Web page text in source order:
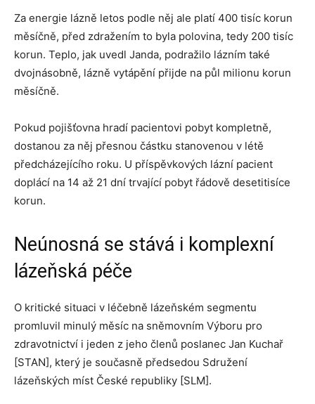
Za energie lázně letos podle něj ale platí 400 tisíc korun
měsíčně, před zdražením to byla polovina, tedy 200 tisíc
korun. Teplo, jak uvedl Janda, podražilo lázním také
dvojnásobně, lázně vytápění přijde na půl milionu korun
měsíčně.
Pokud pojišťovna hradí pacientovi pobyt kompletně,
dostanou za něj přesnou částku stanovenou v létě
předcházejícího roku. U příspěvkových lázní pacient
doplácí na 14 až 21 dní trvající pobyt řádově desetitisíce
korun.
Neúnosná se stává i komplexní
lázeňská péče
O kritické situaci v léčebně lázeňském segmentu
promluvil minulý měsíc na sněmovním Výboru pro
zdravotnictví i jeden z jeho členů poslanec Jan Kuchař
[STAN], který je současně předsedou Sdružení
lázeňských míst České republiky [SLM].